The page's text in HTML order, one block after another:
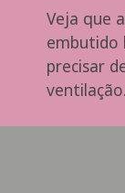
Veja que
embutido
precisar
ventilação.